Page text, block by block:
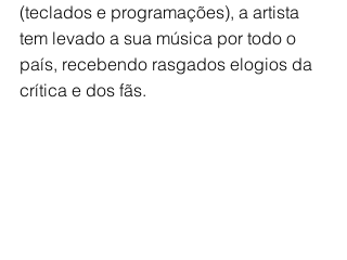
(teclados e programações), a artista
tem levado a sua música por todo o
país, recebendo rasgados elogios da
crítica e dos fãs.